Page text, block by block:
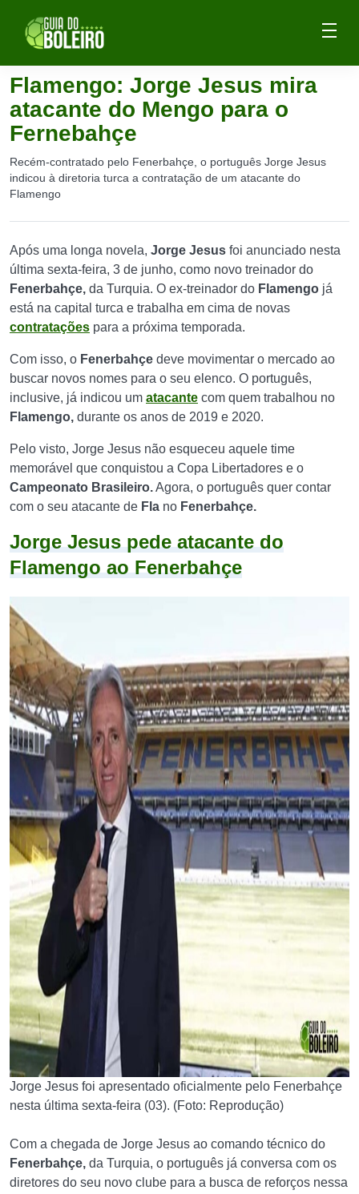
Flamengo: Jorge Jesus mira
atacante do Mengo para o
Fernebahçe
Recém-contratado pelo Fenerbahçe, o português Jorge Jesus
indicou à diretoria turca a contratação de um atacante do
Flamengo
Após uma longa novela, Jorge Jesus foi anunciado nesta
última sexta-feira, 3 de junho, como novo treinador do
Fenerbahçe, da Turquia. O ex-treinador do Flamengo já
está na capital turca e trabalha em cima de novas
contratações para a próxima temporada.
Com isso, o Fenerbahçe deve movimentar o mercado ao
buscar novos nomes para o seu elenco. O português,
inclusive, já indicou um atacante com quem trabalhou no
Flamengo, durante os anos de 2019 e 2020.
Pelo visto, Jorge Jesus não esqueceu aquele time
memorável que conquistou a Copa Libertadores e o
Campeonato Brasileiro.Agora, o português quer contar
com o seu atacante de Fla no Fenerbahçe.
Jorge Jesus pede atacante do
Flamengo ao Fenerbahçe
Jorge Jesus foi apresentado oficialmente pelo Fenerbahçe
nesta última sexta-feira (03). (Foto: Reprodução)
Com a chegada de Jorge Jesus ao comando técnico do
Fenerbahçe, da Turquia, o português já conversa com os
diretores do seu novo clube para a busca de reforços nessa